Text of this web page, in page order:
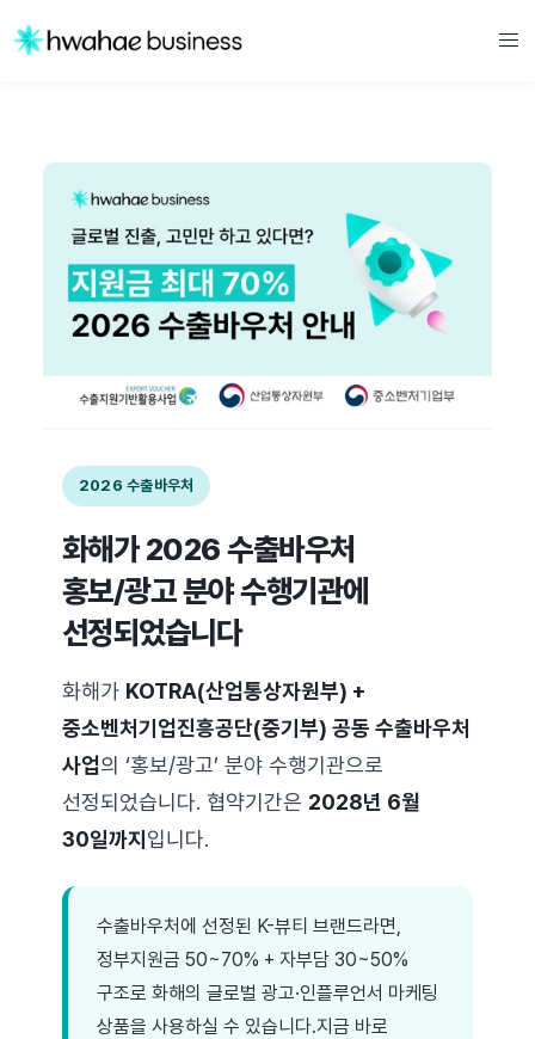
2026 수출바우처
화해가 2026 수출바우처
홍보/광고 분야 수행기관에
선정되었습니다
화해가 KOTRA(산업통상자원부) +
중소벤처기업진흥공단(중기부) 공동 수출바우처
사업의 ‘홍보/광고’ 분야 수행기관으로
선정되었습니다. 협약기간은 2028년 6월
30일까지입니다.
수출바우처에 선정된 K-뷰티 브랜드라면,
정부지원금 50~70% + 자부담 30~50%
구조로 화해의 글로벌 광고·인플루언서 마케팅
상품을 사용하실 수 있습니다.지금 바로